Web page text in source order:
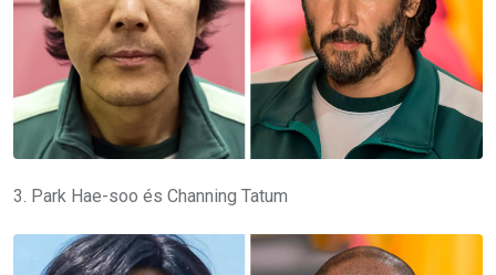
3. Park Hae-soo és Channing Tatum